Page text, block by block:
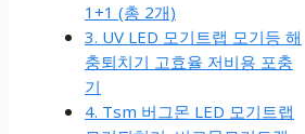
1+1 (총 2개)
3. UV LED 모기트랩 모기등 해
충퇴치기 고효율 저비용 포충
기
4. Tsm 버그몬 LED 모기트랩